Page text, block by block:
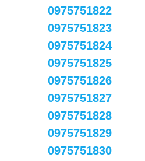
0975751822
0975751823
0975751824
0975751825
0975751826
0975751827
0975751828
0975751829
0975751830